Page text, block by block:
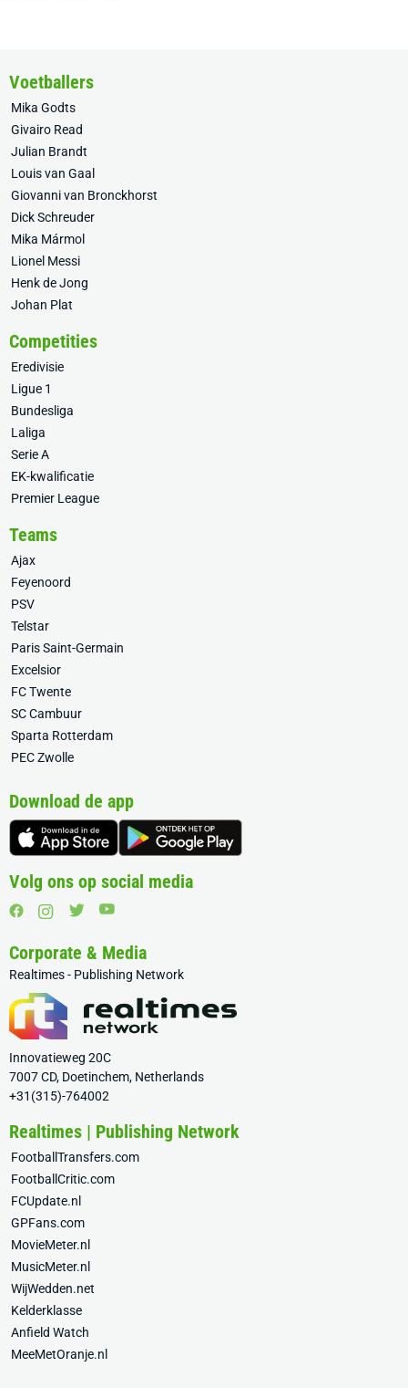
Voetballers
Mika Godts
Givairo Read
Julian Brandt
Louis van Gaal
Giovanni van Bronckhorst
Dick Schreuder
Mika Mármol
Lionel Messi
Henk de Jong
Johan Plat
Competities
Eredivisie
Ligue 1
Bundesliga
Laliga
Serie A
EK-kwalificatie
Premier League
Teams
Ajax
Feyenoord
PSV
Telstar
Paris Saint-Germain
Excelsior
FC Twente
SC Cambuur
Sparta Rotterdam
PEC Zwolle
Download de app
Volg ons op social media
Corporate & Media
Realtimes - Publishing Network
Innovatieweg 20C
7007 CD, Doetinchem, Netherlands
+31(315)-764002
Realtimes | Publishing Network
FootballTransfers.com
FootballCritic.com
FCUpdate.nl
GPFans.com
MovieMeter.nl
MusicMeter.nl
WijWedden.net
Kelderklasse
Anfield Watch
MeeMetOranje.nl